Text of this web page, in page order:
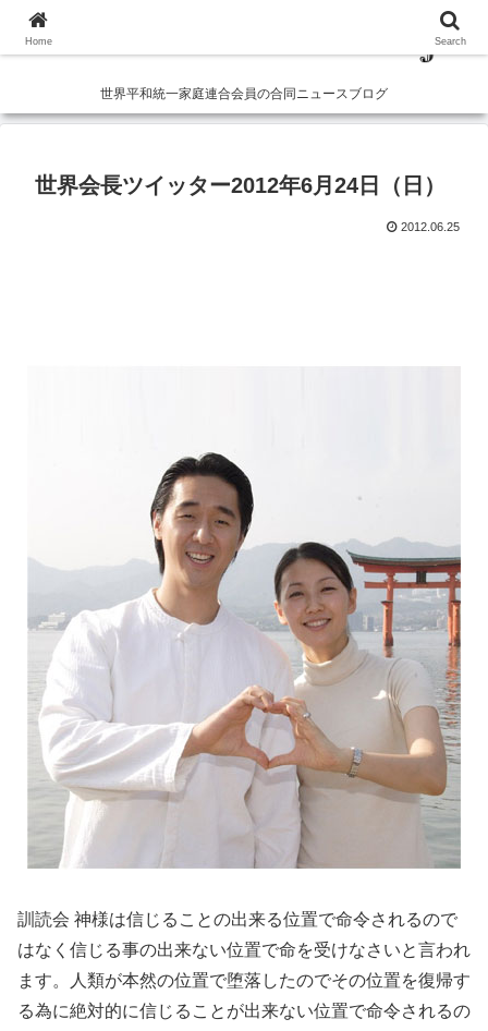
世界平和統一家庭連合会員の合同ニュースブログ
世界会長ツイッター2012年6月24日（日）
2012.06.25
訓読会 神様は信じることの出来る位置で命令されるので
はなく信じる事の出来ない位置で命を受けなさいと言われ
ます。人類が本然の位置で堕落したのでその位置を復帰す
る為に絶対的に信じることが出来ない位置で命令されるの
Home Search